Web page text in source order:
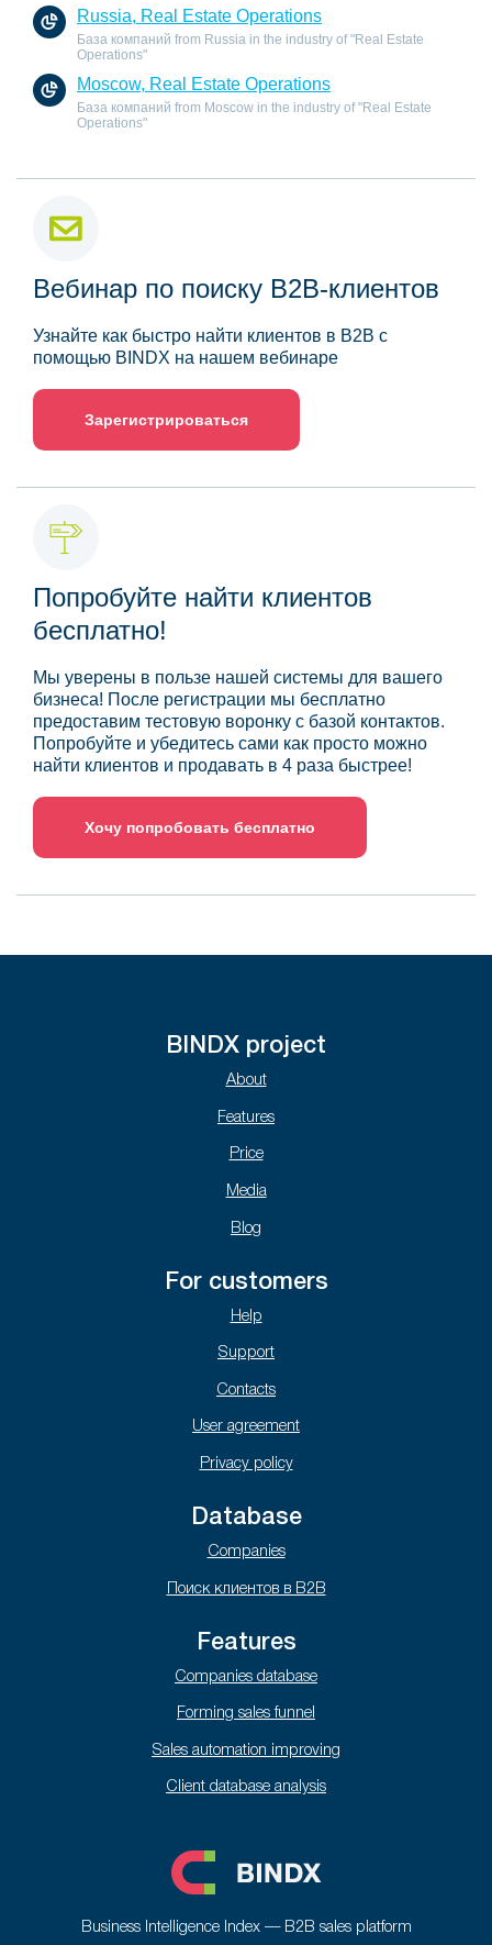
Russia, Real Estate Operations
База компаний from Russia in the industry of "Real Estate
Operations"
Moscow, Real Estate Operations
База компаний from Moscow in the industry of "Real Estate
Operations"
Вебинар по поиску B2B-клиентов
Узнайте как быстро найти клиентов в B2B с
помощью BINDX на нашем вебинаре
Зарегистрироваться
Попробуйте найти клиентов
бесплатно!
Мы уверены в пользе нашей системы для вашего
бизнеса! После регистрации мы бесплатно
предоставим тестовую воронку с базой контактов.
Попробуйте и убедитесь сами как просто можно
найти клиентов и продавать в 4 раза быстрее!
Хочу попробовать бесплатно
BINDX project
About
Features
Price
Media
Blog
For customers
Help
Support
Contacts
User agreement
Privacy policy
Database
Companies
Поиск клиентов в B2B
Features
Companies database
Forming sales funnel
Sales automation improving
Client database analysis
Business Intelligence Index — B2B sales platform